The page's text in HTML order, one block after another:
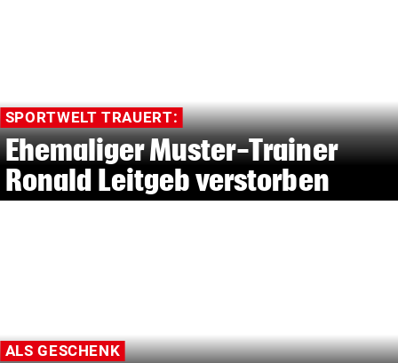
SPORTWELT TRAUERT:
Ehemaliger Muster-Trainer
Ronald Leitgeb verstorben
ALS GESCHENK